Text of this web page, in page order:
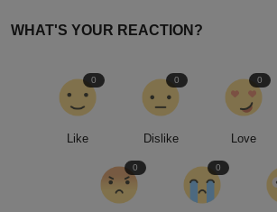
WHAT'S YOUR REACTION?
Like
0
Dislike
0
Love
0
0 0